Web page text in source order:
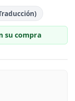
su compra